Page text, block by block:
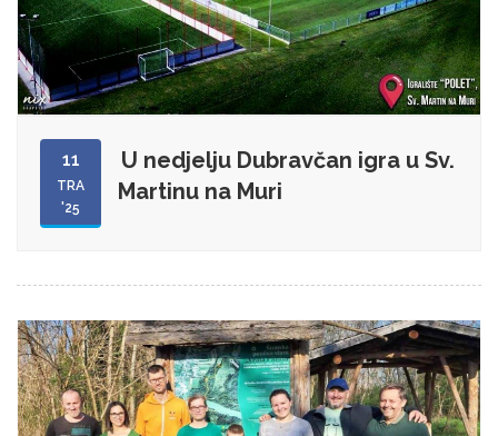
11
TRA
'25
U nedjelju Dubravčan igra u Sv.
Martinu na Muri